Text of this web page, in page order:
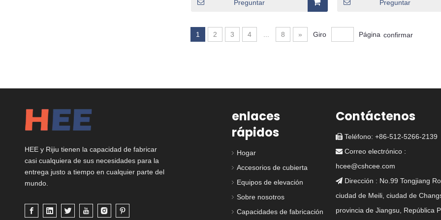
Preguntar Preguntar
1 2 3 4 8 » Giro Página confirmar
HEE y Rijiu tienen la capacidad de fabricar
casi cualquiera de sus necesidades para la
entrega justo a tiempo en cualquier parte del
mundo.
enlaces
rápidos
Hogar
Accesorios de cubierta
Equipos de elevación
Sobre nosotros
Capacidades de fabricación
Contáctenos
Teléfono: +86-512-5266-2139
Correo electrónico :
hcee@cshcee.com
Dirección : No.99 Tongjiang
ciudad de Meili, ciudad de
provincia de Jiangsu, República
DF-343-5 4 ESCAPA
DF-274-5 elevado 2
ESCOTILLA
DF-